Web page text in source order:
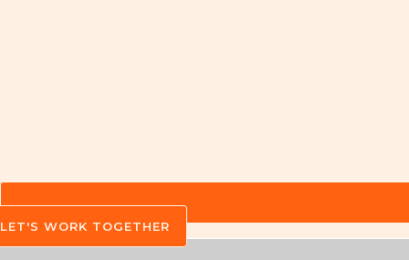
LET'S WORK TOGETHER